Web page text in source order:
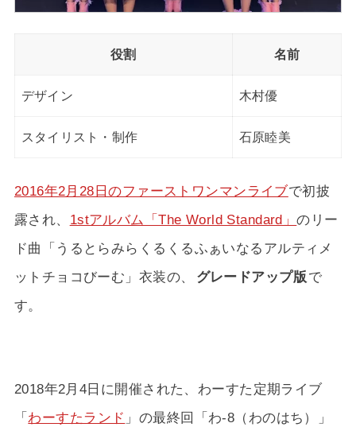
役割 名前
デザイン 木村優
スタイリスト・制作 石原睦美
2016年2月28日のファーストワンマンライブで初披
露され、 1stアルバム「The World Standard」のリー
ド曲「うるとらみらくるくるふぁいなるアルティメ
ットチョコびーむ」衣装の、
グレードアップ版 で
す。
2018年2月4日に開催された、わーすた定期ライブ
「わーすたランド 」の最終回「わ-8（わのはち）」